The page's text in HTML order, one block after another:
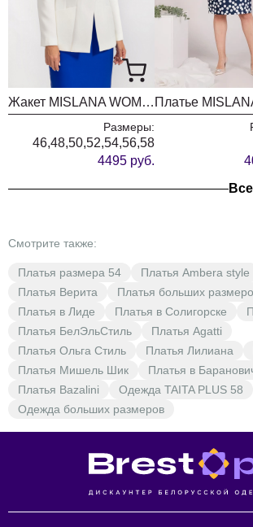
Жакет MISLANA WOMEN А804 белый
Размеры:
46,48,50,52,54,56,58
4495 руб.
Смотрите также:
Платья размера 54
Платья Ambera style
Платья Верита
Платья больших
Платья в Лиде
Платья в Солигорске
Платья БелЭльСтиль
Платья Agatti
Платья Ольга Стиль
Платья Лилиана
Платья Мишель Шик
Платья в
Платья Bazalini
Одежда TAITA PLUS 58
Одежда больших размеров